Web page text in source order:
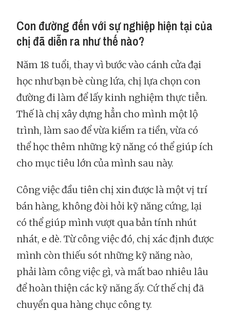
Con đường đến với sự nghiệp hiện tại của
chị đã diễn ra như thế nào?
Năm 18 tuổi, thay vì bước vào cánh cửa đại
học như bạn bè cùng lứa, chị lựa chọn con
đường đi làm để lấy kinh nghiệm thực tiễn.
Thế là chị xây dựng hẳn cho mình một lộ
trình, làm sao để vừa kiếm ra tiền, vừa có
thể học thêm những kỹ năng có thể giúp ích
cho mục tiêu lớn của mình sau này.
Công việc đầu tiên chị xin được là một vị trí
bán hàng, không đòi hỏi kỹ năng cứng, lại
có thể giúp mình vượt qua bản tính nhút
nhát, e dè. Từ công việc đó, chị xác định được
mình còn thiếu sót những kỹ năng nào,
phải làm công việc gì, và mất bao nhiêu lâu
để hoàn thiện các kỹ năng ấy. Cứ thế chị đã
chuyển qua hàng chục công ty.